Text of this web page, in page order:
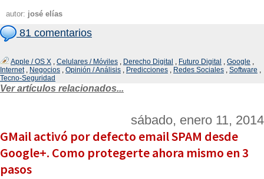
autor: josé elías
81 comentarios
Apple / OS X , Celulares / Móviles , Derecho Digital , Futuro Digital , Google ,
Internet, Negocios , Opinión / Análisis , Predicciones , Redes Sociales , Software ,
Tecno-Seguridad
Ver artículos relacionados...
sábado, enero 11, 2014
GMail activó por defecto email SPAM desde
Google+. Como protegerte ahora mismo en 3
pasos